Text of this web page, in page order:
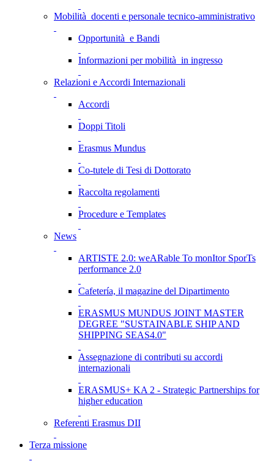
Mobilità docenti e personale tecnico-amministrativo
Opportunità e Bandi
Informazioni per mobilità in ingresso
Relazioni e Accordi Internazionali
Accordi
Doppi Titoli
Erasmus Mundus
Co-tutele di Tesi di Dottorato
Raccolta regolamenti
Procedure e Templates
News
ARTISTE 2.0: weARable To monItor SporTs
performance 2.0
Cafetería, il magazine del Dipartimento
ERASMUS MUNDUS JOINT MASTER
DEGREE "SUSTAINABLE SHIP AND
SHIPPING SEAS4.0"
Assegnazione di contributi su accordi
internazionali
ERASMUS+ KA 2 - Strategic Partnerships for
higher education
Referenti Erasmus DII
Terza missione